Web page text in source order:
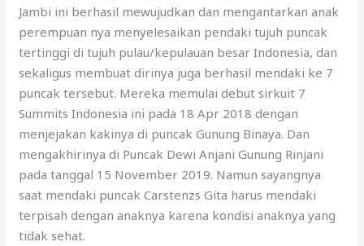
Jambi ini berhasil mewujudkan dan mengantarkan anak
perempuan nya menyelesaikan pendaki tujuh puncak
tertinggi di tujuh pulau/kepulauan besar Indonesia, dan
sekaligus membuat dirinya juga berhasil mendaki ke 7
puncak tersebut. Mereka memulai debut sirkuit 7
Summits Indonesia ini pada 18 Apr 2018 dengan
menjejakan kakinya di puncak Gunung Binaya. Dan
mengakhirinya di Puncak Dewi Anjani Gunung Rinjani
pada tanggal 15 November 2019. Namun sayangnya
saat mendaki puncak Carstenzs Gita harus mendaki
terpisah dengan anaknya karena kondisi anaknya yang
tidak sehat.